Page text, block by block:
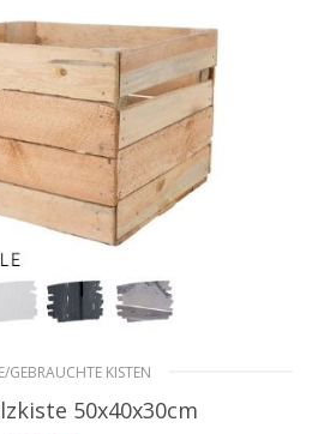
GEBRAUCHTE KISTEN
50x40x30cm